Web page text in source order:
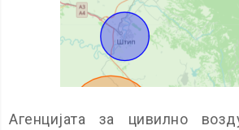
Агенцијата за цивилно